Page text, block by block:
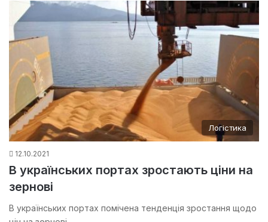
Логістика
12.10.2021
В українських портах зростають ціни на
зернові
В українських портах помічена тенденція зростання щодо